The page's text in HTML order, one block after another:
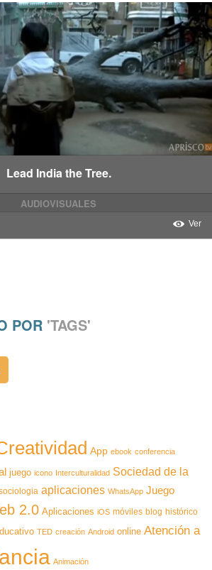
Lead India the Tree.
AUDIOVISUALES
Ver
POR 'TAGS'
App ebook conferencia
juego icono Interculturalidad Sociedad de la
aplicaciones WhatsApp Juego
2.0 Aplicaciones iOS móviles blog histórico
TED creación Android online Atención a
Animación